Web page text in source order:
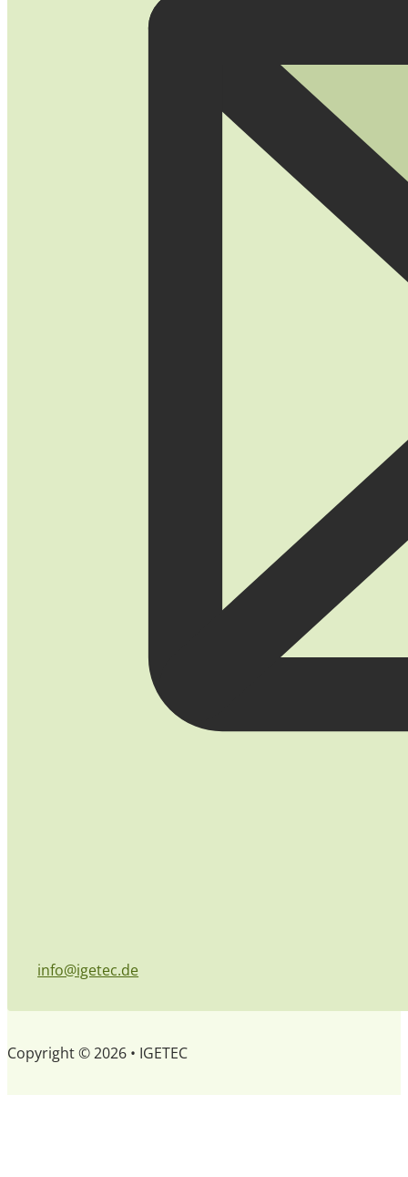
info@igetec.de
Copyright © 2026 • IGETEC